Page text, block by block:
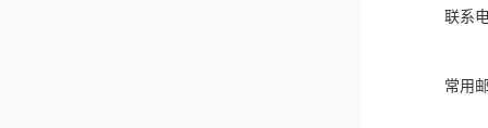
联系
常用